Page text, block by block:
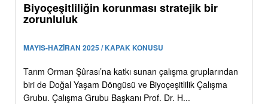
Biyoçeşitliliğin korunması stratejik bir
zorunluluk
MAYIS-HAZİRAN 2025 / KAPAK KONUSU
Tarım Orman Şûrası’na katkı sunan çalışma gruplarından
biri de Doğal Yaşam Döngüsü ve Biyoçeşitlilik Çalışma
Grubu. Çalışma Grubu Başkanı Prof. Dr. H...